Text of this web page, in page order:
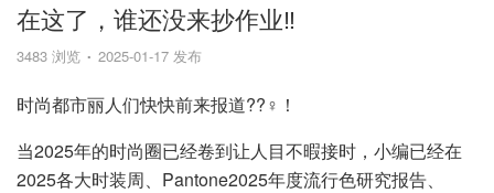
在这了，谁还没来抄作业‼️
3483 浏览 2025-01-17 发布
时尚都市丽人们快快前来报道??‍♀️！
当2025年的时尚圈已经卷到让人目不暇接时，小编已经在
2025各大时装周、Pantone2025年度流行色研究报告、